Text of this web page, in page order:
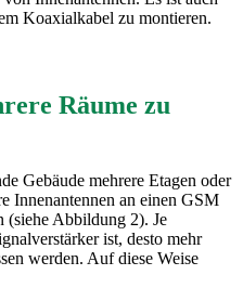
Koaxialkabel zu montieren.
Räume zu
Gebäude mehrere Etagen oder
Innenantennen an einen GSM
(siehe Abbildung 2). Je
ist, desto mehr
werden. Auf diese Weise